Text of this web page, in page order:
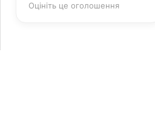
Оцініть це оголошення